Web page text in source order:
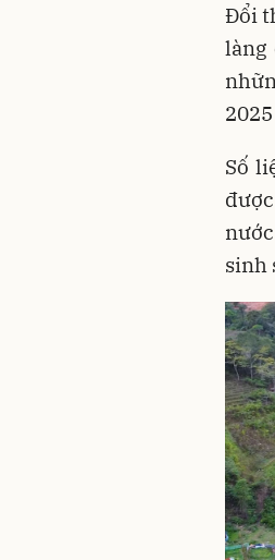
Đổi
làng
Số
sinh